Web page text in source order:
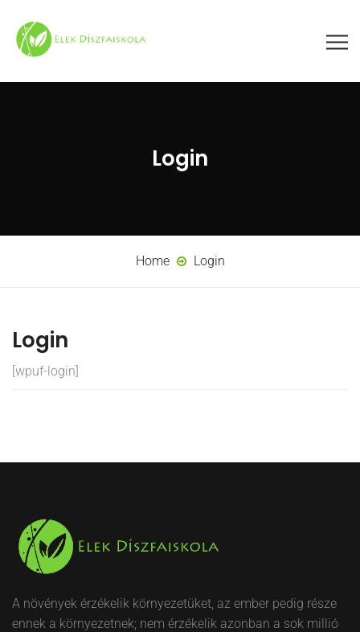
Login
Home Login
Login
[wpuf-login]
A növények érzékelik környezetüket, az ember pedig része
ennek a környezetnek; nem érzékelik azonban a sok millió